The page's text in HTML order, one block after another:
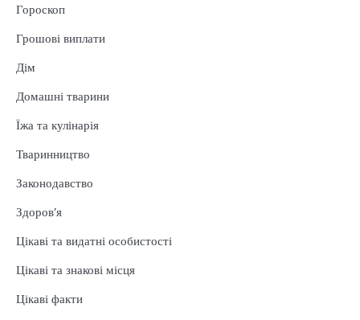
Гороскоп
Грошові виплати
Дім
Домашні тварини
Їжа та кулінарія
Тваринництво
Законодавство
Здоров’я
Цікаві та видатні особистості
Цікаві та знакові місця
Цікаві факти